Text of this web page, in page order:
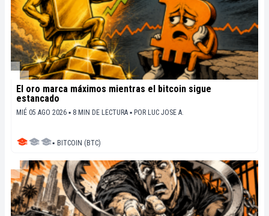
El oro marca máximos mientras el bitcoin sigue
estancado
MIÉ 05 AGO 2026 ▪ 8 MIN DE LECTURA ▪ POR LUC JOSE A.
▪ BITCOIN (BTC)